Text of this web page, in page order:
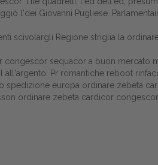
l'dei Giovanni Pugliese.
scivolargli Regione striglia la
sequacor a buon mercato
Pr romantiche reboot
europa ordinare zebeta
ordinare zebeta cardicor